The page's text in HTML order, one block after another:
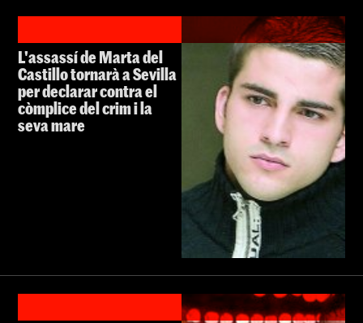
L'assassí de Marta del
Castillo tornarà a Sevilla
per declarar contra el
còmplice del crim i la
seva mare